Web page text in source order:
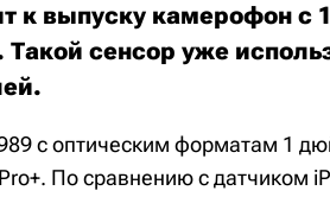
к выпуску камерофон
сенсор уже
с оптическим форматам 1
По сравнению с датчиком